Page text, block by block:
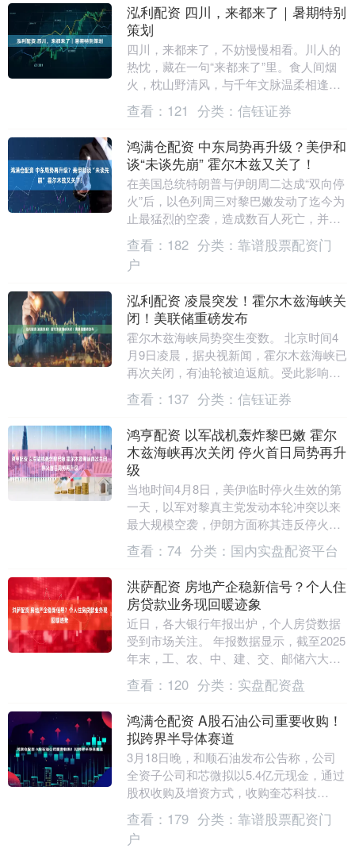
泓利配资 四川，来都来了｜暑期特别
策划
四川，来都来了，不妨慢慢相看。川人的
热忱，藏在一句“来都来了”里。食人间烟
火，枕山野清风，与千年文脉温柔相逢。
锦绣天府，自有人间安逸。到此一遇，尽
收山河万般温柔....
查看： 121 分类： 信钰证券
鸿满仓配资 中东局势再升级？美伊和
谈“未谈先崩” 霍尔木兹又关了！
在美国总统特朗普与伊朗周二达成“双向停
火”后，以色列周三对黎巴嫩发动了迄今为
止最猛烈的空袭，造成数百人死亡，并招
致伊朗的报复威胁。伊朗方面表示，继续
与美国进行谈....
查看： 182 分类： 靠谱股票配资门
户
泓利配资 凌晨突发！霍尔木兹海峡关
闭！美联储重磅发布
霍尔木兹海峡局势突生变数。 北京时间4
月9日凌晨，据央视新闻，霍尔木兹海峡已
再次关闭，有油轮被迫返航。受此影响，
周四亚太早盘，国际油价明显反弹，WTI
原油一度涨....
查看： 137 分类： 信钰证券
鸿亨配资 以军战机轰炸黎巴嫩 霍尔
木兹海峡再次关闭 停火首日局势再升
级
当地时间4月8日，美伊临时停火生效的第
一天，以军对黎真主党发动本轮冲突以来
最大规模空袭，伊朗方面称其违反停火协
议，再次关闭了霍尔木兹海峡并威胁准备
对以色列军事目....
查看： 74 分类： 国内实盘配资平台
洪萨配资 房地产企稳新信号？个人住
房贷款业务现回暖迹象
近日，各大银行年报出炉，个人房贷数据
受到市场关注。 年报数据显示，截至2025
年末，工、农、中、建、交、邮储六大行
个人住房贷款规模合计超25万亿元，较上
年末减少....
查看： 120 分类： 实盘配资盘
鸿满仓配资 A股石油公司重要收购！
拟跨界半导体赛道
3月18日晚，和顺石油发布公告称，公司
全资子公司和芯微拟以5.4亿元现金，通过
股权收购及增资方式，收购奎芯科技
35.11%股权，并受托行使16%表决权，合
计控制....
查看： 179 分类： 靠谱股票配资门
户